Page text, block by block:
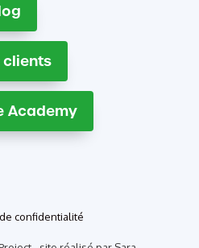
clients
Academy
confidentialité